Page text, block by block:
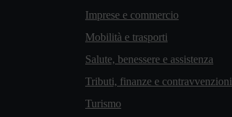
Imprese e commercio
Mobilità e trasporti
Salute, benessere e assistenza
Tributi, finanze e contravvenzioni
Turismo